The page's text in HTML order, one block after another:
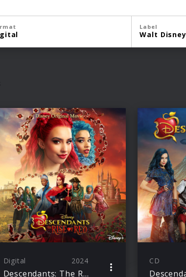
Label
Walt
Digital 2024
Descendants: The Rise of Red (Original Soundtrack)
CD